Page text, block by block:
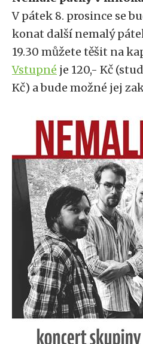
V pátek 8. prosince se
konat další nemalý
19.30 můžete těšit na
Vstupné je 120,- Kč
Kč) a bude možné jej